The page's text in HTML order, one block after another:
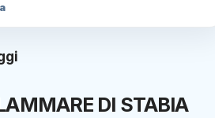
DI STABIA